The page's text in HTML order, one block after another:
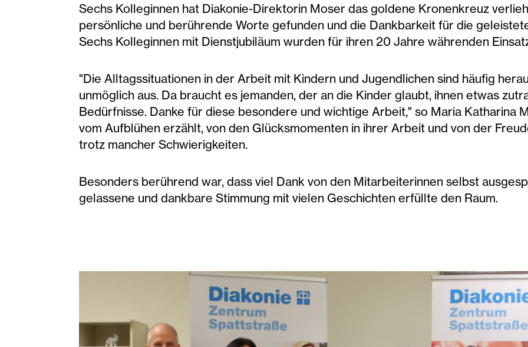
Sechs Kolleginnen hat Diakonie-Direktorin Moser das goldene Kronenkreuz
persönliche und berührende Worte gefunden und die Dankbarkeit für die
Sechs Kolleginnen mit Dienstjubiläum wurden für ihren 20 Jahre währenden
"Die Alltagssituationen in der Arbeit mit Kindern und Jugendlichen sind häufig
unmöglich aus. Da braucht es jemanden, der an die Kinder glaubt, ihnen etwas
Bedürfnisse. Danke für diese besondere und wichtige Arbeit," so Maria Katharina
vom Aufblühen erzählt, von den Glücksmomenten in ihrer Arbeit und von der
trotz mancher Schwierigkeiten.
Besonders berührend war, dass viel Dank von den Mitarbeiterinnen selbst
gelassene und dankbare Stimmung mit vielen Geschichten erfüllte den Raum.